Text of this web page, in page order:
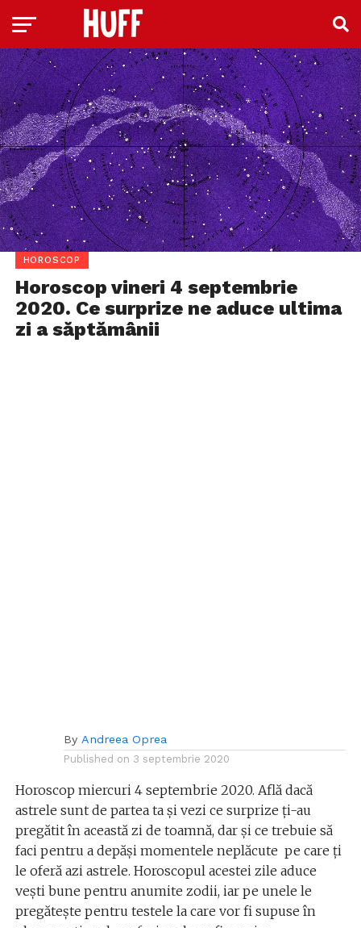
HOROSCOP
Horoscop vineri 4 septembrie
2020. Ce surprize ne aduce ultima
zi a săptămânii
By Andreea Oprea
Published on 3 septembrie 2020
Horoscop miercuri 4 septembrie 2020. Află dacă
astrele sunt de partea ta și vezi ce surprize ți-au
pregătit în această zi de toamnă, dar și ce trebuie să
faci pentru a depăși momentele neplăcute pe care ți
le oferă azi astrele. Horoscopul acestei zile aduce
vești bune pentru anumite zodii, iar pe unele le
pregătește pentru testele la care vor fi supuse în